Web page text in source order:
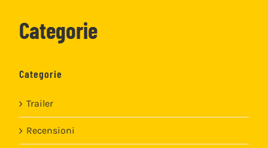
Categorie
Categorie
Trailer
Recensioni